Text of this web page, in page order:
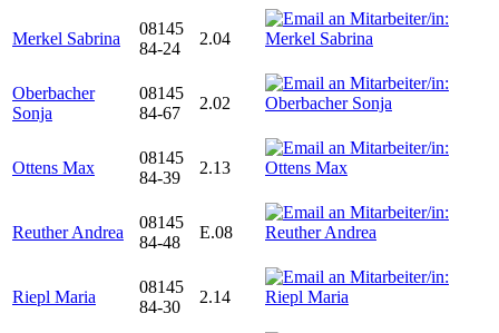
Merkel Sabrina
08145
84-24
2.04
Oberbacher
Sonja
08145
84-67
2.02
Ottens Max
08145
84-39
2.13
Reuther Andrea
08145
84-48
E.08
Riepl Maria
08145
84-30
2.14